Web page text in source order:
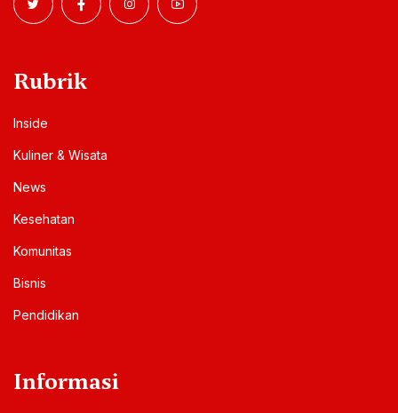
Rubrik
Inside
Kuliner & Wisata
News
Kesehatan
Komunitas
Bisnis
Pendidikan
Informasi